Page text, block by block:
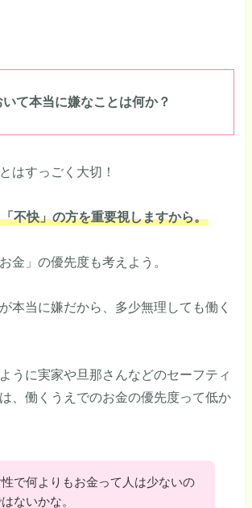
いて本当に嫌なことは何か？
はすっごく大切！
不快」の方を重要視しますから。
金」の優先度も考えよう。
本当に嫌だから、多少無理しても働く
うに実家や旦那さんなどのセーフティ
、働くうえでのお金の優先度って低か
で何よりもお金って人は少ないの
ないかな。